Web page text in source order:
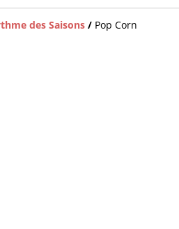
des Saisons / Pop Corn